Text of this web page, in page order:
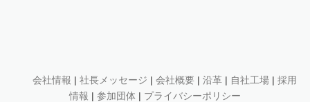
会社情報 | 社長メッセージ | 会社概要 | 沿革 | 自社工場 | 採用
情報 | 参加団体 | プライバシーポリシー